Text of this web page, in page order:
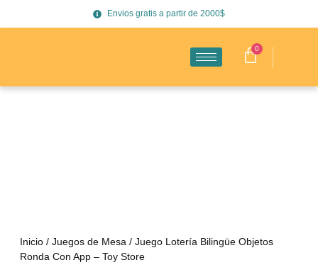
Envios gratis a partir de 2000$
0
Inicio / Juegos de Mesa / Juego Lotería Bilingüe Objetos
Ronda Con App – Toy Store